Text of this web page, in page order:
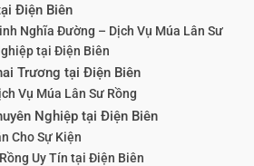
Điện Biên
Nghĩa Đường – Dịch Vụ Múa Lân Sư
tại Điện Biên
Trương tại Điện Biên
Vụ Múa Lân Sư Rồng
Nghiệp tại Điện Biên
Cho Sự Kiện
Uy Tín tại Điện Biên